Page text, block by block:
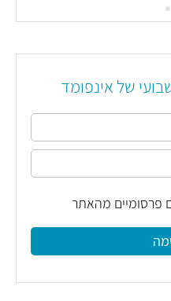
של אינפומד
פרסומיים מהאתר